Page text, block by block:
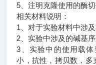
5、注明克隆使用的酶
相关材料说明：
1、对于实验材料中涉
2、实验中涉及的碱基
3、实验中的使用载
小，抗性，拷贝数，多